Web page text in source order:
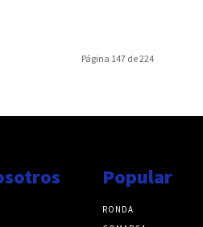
Página 147 de 224
Popular
RONDA